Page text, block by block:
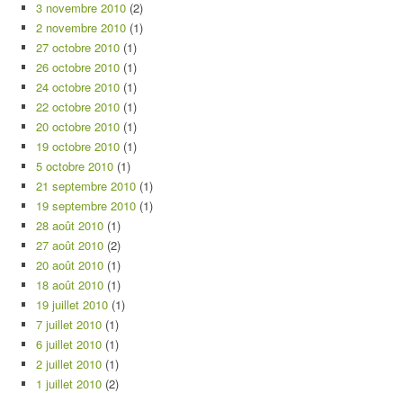
3 novembre 2010 (2)
2 novembre 2010 (1)
27 octobre 2010 (1)
26 octobre 2010 (1)
24 octobre 2010 (1)
22 octobre 2010 (1)
20 octobre 2010 (1)
19 octobre 2010 (1)
5 octobre 2010 (1)
21 septembre 2010 (1)
19 septembre 2010 (1)
28 août 2010 (1)
27 août 2010 (2)
20 août 2010 (1)
18 août 2010 (1)
19 juillet 2010 (1)
7 juillet 2010 (1)
6 juillet 2010 (1)
2 juillet 2010 (1)
1 juillet 2010 (2)